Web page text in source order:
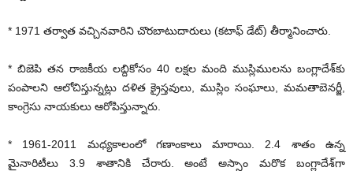
* 1971 తర్వాత వచ్చినవారిని చొరబాటుదారులు (కటాఫ్ డేట్) తీర్మానించారు.
* బిజెపి తన రాజకీయ లబ్దికోసం 40 లక్షల మంది ముస్లిములను బంగ్లాదేశ్‌కు
పంపాలని ఆలోచిస్తున్నట్లు దళిత క్రైస్తవులు, ముస్లిం సంఘాలు, మమతాబెనర్జీ,
కాంగ్రెసు నాయకులు ఆరోపిస్తున్నారు.
* 1961-2011 మధ్యకాలంలో గణాంకాలు మారాయి. 2.4 శాతం ఉన్న
మైనారిటీలు 3.9 శాతానికి చేరారు. అంటే అస్సాం మరొక బంగ్లాదేశ్‌గా